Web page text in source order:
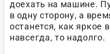
доехать на машине.
в одну сторону, а
останется, как яркое
навсегда, то надолго.